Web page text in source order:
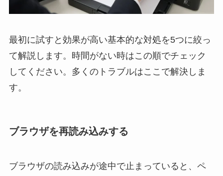
最初に試すと効果が高い基本的な対処を5つに絞っ
て解説します。時間がない時はこの順でチェック
してください。多くのトラブルはここで解決しま
す。
ブラウザを再読み込みする
ブラウザの読み込みが途中で止まっていると、ペ